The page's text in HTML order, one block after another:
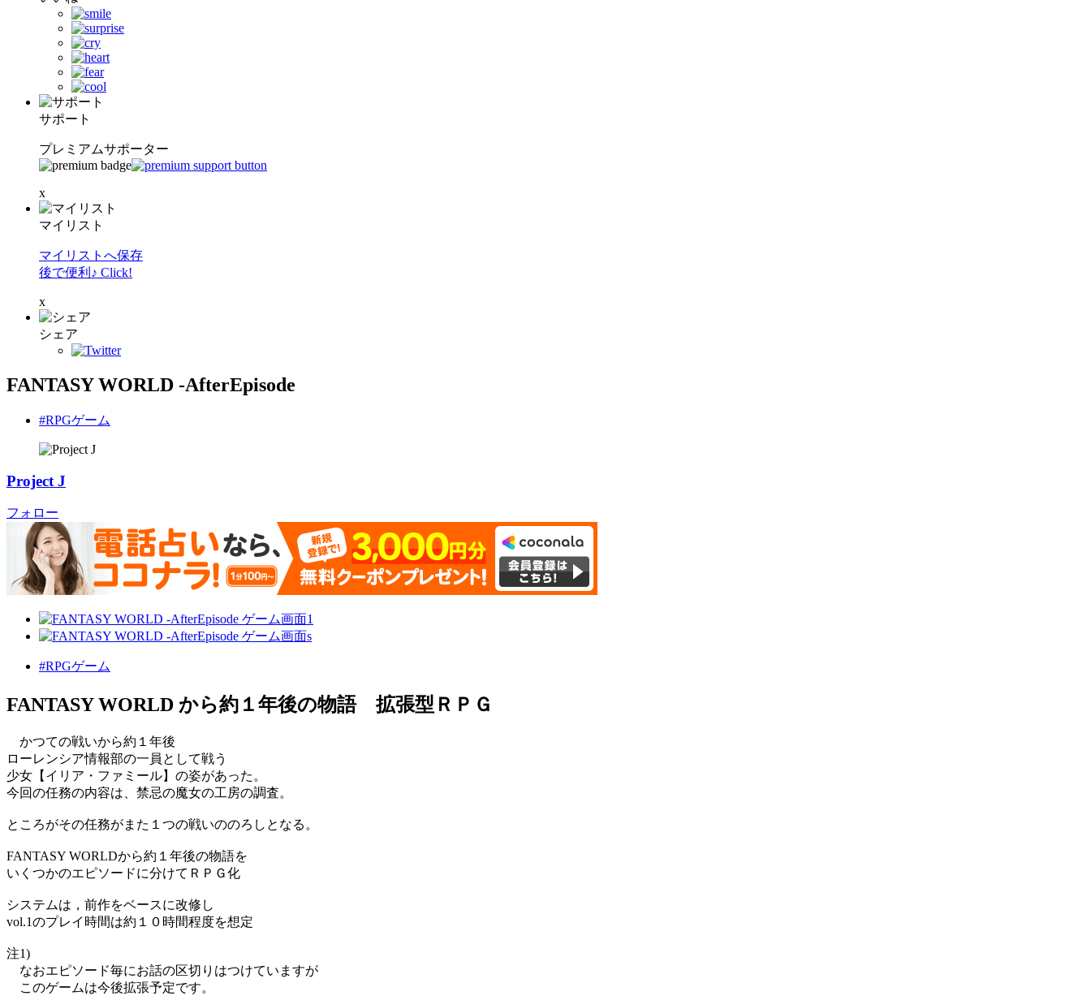
サポート
プレミアムサポーター
x
マイリスト
マイリストへ保存
後で便利♪ Click!
x
シェア
FANTASY WORLD -AfterEpisode
#RPGゲーム
Project J
フォロー
#RPGゲーム
FANTASY WORLD から約１年後の物語 拡張型ＲＰＧ
かつての戦いから約１年後
ローレンシア情報部の一員として戦う
少女【イリア・ファミール】の姿があった。
今回の任務の内容は、禁忌の魔女の工房の調査。
ところがその任務がまた１つの戦いののろしとなる。
FANTASY WORLDから約１年後の物語を
いくつかのエピソードに分けてＲＰＧ化
システムは，前作をベースに改修し
vol.1のプレイ時間は約１０時間程度を想定
注1)
なおエピソード毎にお話の区切りはつけていますが
このゲームは今後拡張予定です。